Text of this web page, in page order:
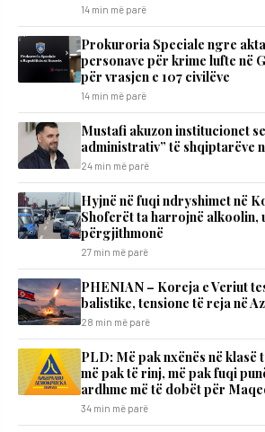
14 min më parë
Prokuroria Speciale ngre
personave për krime lufte në
për vrasjen e 107 civilëve
14 min më parë
Mustafi akuzon institucionet
administrativ” të shqiptarëve
24 min më parë
Hyjnë në fuqi ndryshimet në
Shoferët ta harrojnë alkoolin,
përgjithmonë
27 min më parë
PHENIAN – Koreja e Veriut
balistike, tensione të reja në
28 min më parë
PLD: Më pak nxënës në klasë
më pak të rinj, më pak fuqi
ardhme më të dobët për
34 min më parë